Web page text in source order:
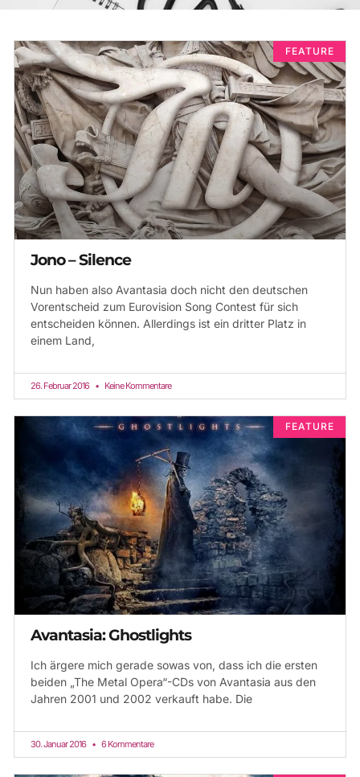
FEATURE
Jono – Silence
Nun haben also Avantasia doch nicht den deutschen
Vorentscheid zum Eurovision Song Contest für sich
entscheiden können. Allerdings ist ein dritter Platz in
einem Land,
26. Februar 2016 Keine Kommentare
FEATURE
Avantasia: Ghostlights
Ich ärgere mich gerade sowas von, dass ich die ersten
beiden „The Metal Opera“-CDs von Avantasia aus den
Jahren 2001 und 2002 verkauft habe. Die
30. Januar 2016 6 Kommentare